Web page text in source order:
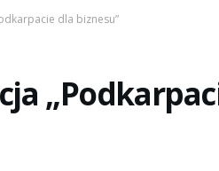
dla biznesu”